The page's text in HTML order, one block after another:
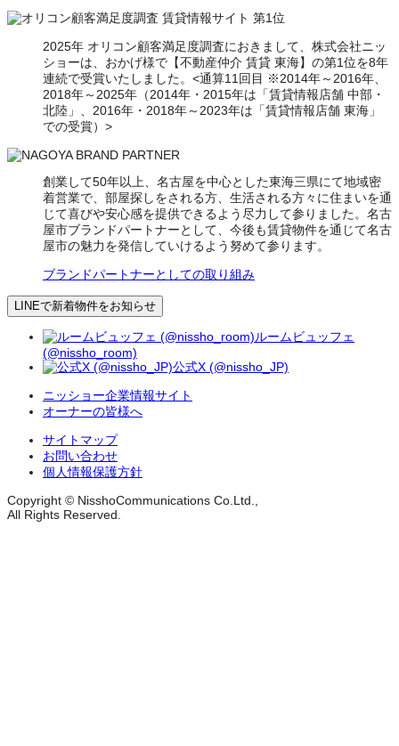
2025年 オリコン顧客満足度調査におきまして、株式会社ニッ
ショーは、おかげ様で【不動産仲介 賃貸 東海】の第1位を8年
連続で受賞いたしました。<通算11回目 ※2014年～2016年、
2018年～2025年（2014年・2015年は「賃貸情報店舗 中部・
北陸」、2016年・2018年～2023年は「賃貸情報店舗 東海」
での受賞）>
創業して50年以上、名古屋を中心とした東海三県にて地域密
着営業で、部屋探しをされる方、生活される方々に住まいを通
じて喜びや安心感を提供できるよう尽力して参りました。名古
屋市ブランドパートナーとして、今後も賃貸物件を通じて名古
屋市の魅力を発信していけるよう努めて参ります。
ブランドパートナーとしての取り組み
LINEで新着物件をお知らせ
ルームビュッフェ
(@nissho_room)
公式X (@nissho_JP)
ニッショー企業情報サイト
オーナーの皆様へ
サイトマップ
お問い合わせ
個人情報保護方針
Copyright © NisshoCommunications Co.Ltd.,
All Rights Reserved.